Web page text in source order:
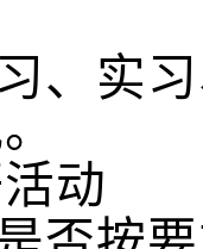
、实
动